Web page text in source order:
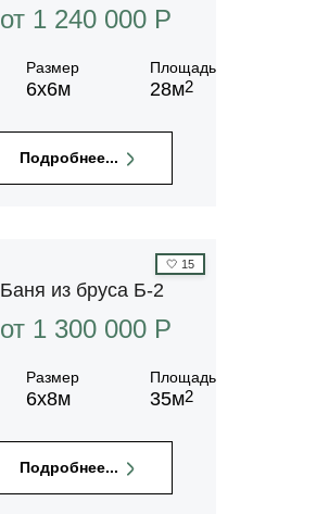
от 1 240 000 P
Размер
6х6м
Площадь
28м2
Подробнее...
🤍 15
Баня из бруса Б-2
от 1 300 000 P
Размер
6х8м
Площадь
35м2
Подробнее...